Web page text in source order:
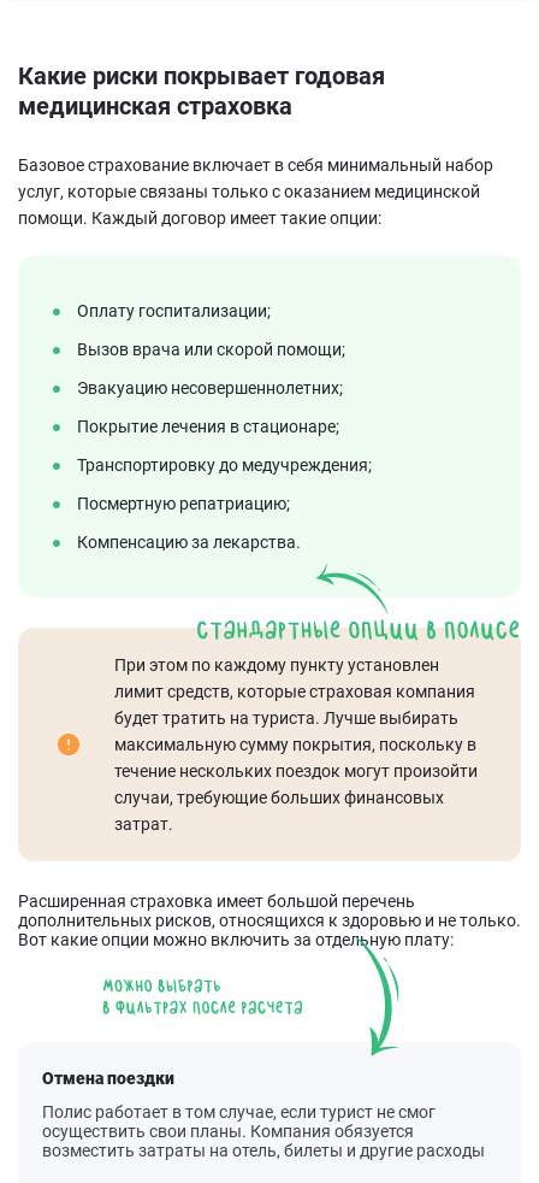
Какие риски покрывает годовая
медицинская страховка
Базовое страхование включает в себя минимальный набор
услуг, которые связаны только с оказанием медицинской
помощи. Каждый договор имеет такие опции:
Оплату госпитализации;
Вызов врача или скорой помощи;
Эвакуацию несовершеннолетних;
Покрытие лечения в стационаре;
Транспортировку до медучреждения;
Посмертную репатриацию;
Компенсацию за лекарства.
При этом по каждому пункту установлен
лимит средств, которые страховая компания
будет тратить на туриста. Лучше выбирать
максимальную сумму покрытия, поскольку в
течение нескольких поездок могут произойти
случаи, требующие больших финансовых
затрат.
Расширенная страховка имеет большой перечень
дополнительных рисков, относящихся к здоровью и не только.
Вот какие опции можно включить за отдельную плату:
Отмена поездки
Полис работает в том случае, если турист не смог
осуществить свои планы. Компания обязуется
возместить затраты на отель, билеты и другие расходы